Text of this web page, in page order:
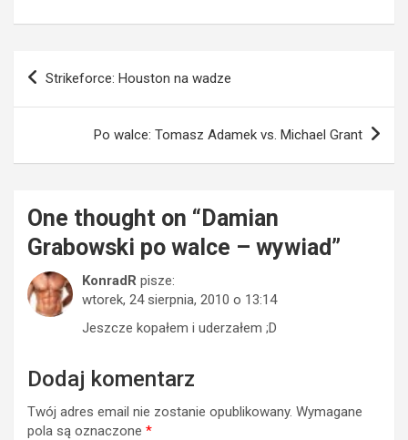
Nawigacja
Strikeforce: Houston na wadze
Po walce: Tomasz Adamek vs. Michael Grant
One thought on “ Damian
Grabowski po walce – wywiad”
KonradR pisze:
wtorek, 24 sierpnia, 2010 o 13:14
Jeszcze kopałem i uderzałem ;D
Dodaj komentarz
Twój adres email nie zostanie opublikowany. Wymagane
pola są oznaczone *